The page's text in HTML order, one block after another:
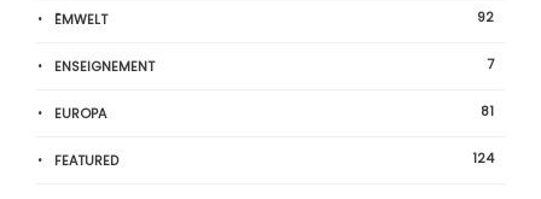
ËMWELT 92
ENSEIGNEMENT 7
EUROPA 81
FEATURED 124